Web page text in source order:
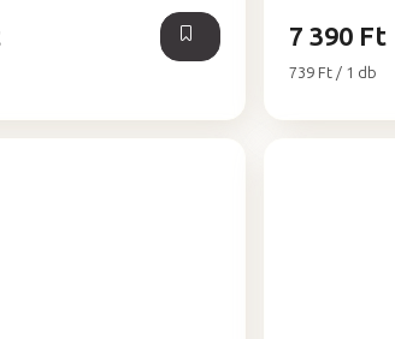
7 390 Ft
Egységár:
739 Ft / 1 db